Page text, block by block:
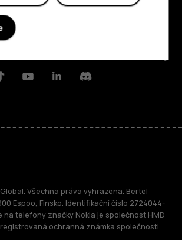
YoutubeLinkedinDiscord
Všechna práva vyhrazena. Bertel
Espoo, Finsko. Identifikační číslo 2724044-
na telefony značky Nokia je společnost HMD
registrovaná ochranná známka společnosti